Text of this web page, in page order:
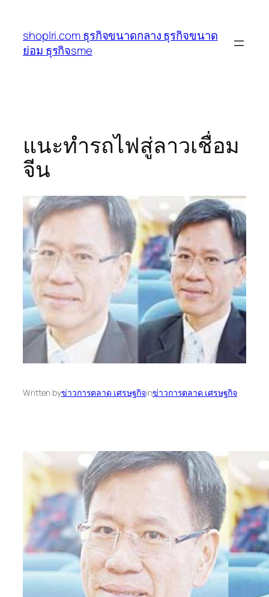
เนื้อหา
shoplri.com ธุรกิจขนาดกลาง ธุรกิจขนาด
ย่อม ธุรกิจsme
แนะทำรถไฟสู่ลาวเชื่อม
จีน
Written byข่าวการตลาด เศรษฐกิจinข่าวการตลาด เศรษฐกิจ